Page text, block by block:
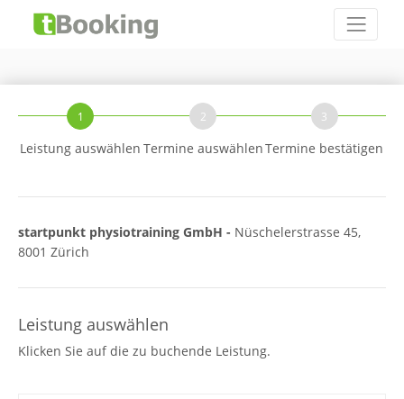
1
Leistung auswählen
2
Termine auswählen
3
Termine bestätigen
startpunkt physiotraining GmbH - Nüschelerstrasse 45,
8001 Zürich
Leistung auswählen
Klicken Sie auf die zu buchende Leistung.